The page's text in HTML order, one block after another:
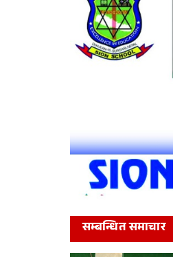
सम्बन्धित समाचार